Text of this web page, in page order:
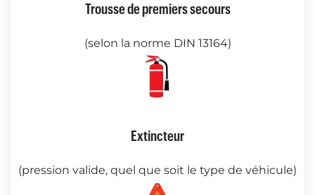
Trousse de premiers secours
(selon la norme DIN 13164)
Extincteur
(pression valide, quel que soit le type de véhicule)